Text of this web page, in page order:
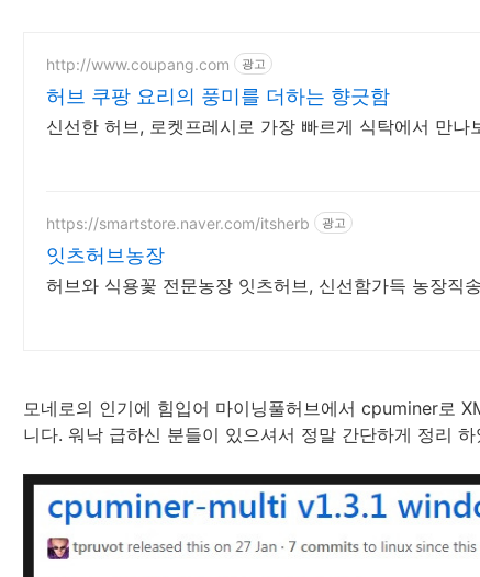
http://www.coupang.com 광고
허브 쿠팡 요리의 풍미를 더하는 향긋함
신선한 허브, 로켓프레시로 가장 빠르게 식탁에서 만나
https://smartstore.naver.com/itsherb 광고
잇츠허브농장
허브와 식용꽃 전문농장 잇츠허브, 신선함가득 농장직송
모네로의 인기에 힘입어 마이닝풀허브에서 cpuminer로
니다. 워낙 급하신 분들이 있으셔서 정말 간단하게 정리 하